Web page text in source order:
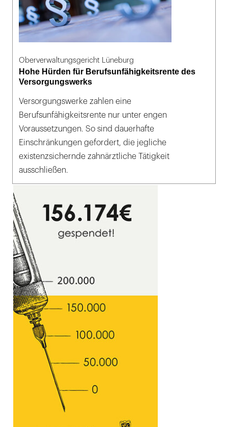
Oberverwaltungsgericht Lüneburg
Hohe Hürden für Berufsunfähigkeitsrente des
Versorgungswerks
Versorgungswerke zahlen eine
Berufsunfähigkeitsrente nur unter engen
Voraussetzungen. So sind dauerhafte
Einschränkungen gefordert, die jegliche
existenzsichernde zahnärztliche Tätigkeit
ausschließen.